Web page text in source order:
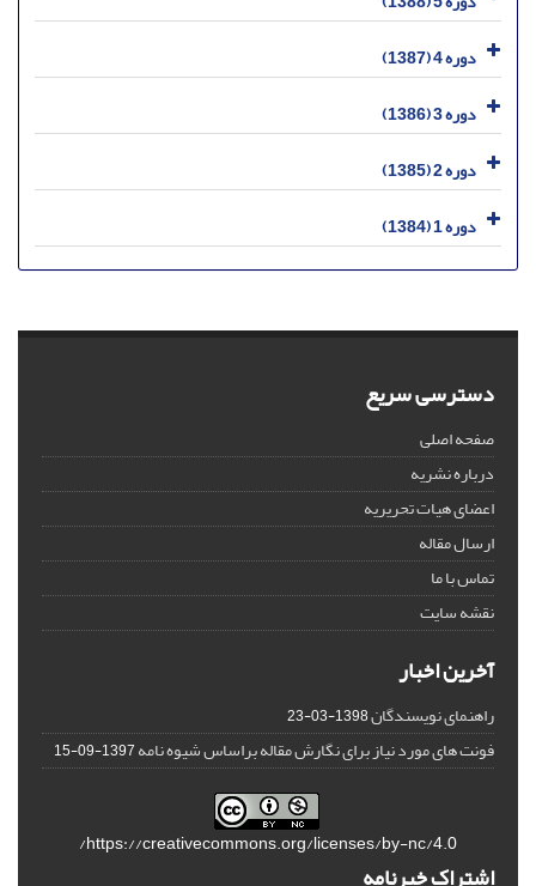
دوره 4 (1387)
دوره 3 (1386)
دوره 2 (1385)
دوره 1 (1384)
دسترسی سریع
صفحه اصلی
درباره نشریه
اعضای هیات تحریریه
ارسال مقاله
تماس با ما
نقشه سایت
آخرین اخبار
راهنمای نویسندگان1398-03-23
فونت های مورد نیاز برای نگارش مقاله براساس شیوه نامه1397-09-15
https://creativecommons.org/licenses/by-nc/4.0/